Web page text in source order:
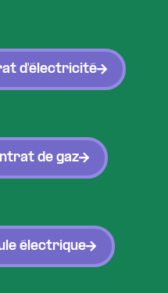
d'électricité
de gaz
électrique